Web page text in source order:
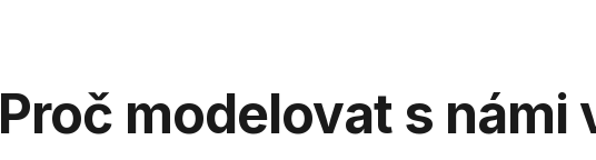
Proč modelovat s námi